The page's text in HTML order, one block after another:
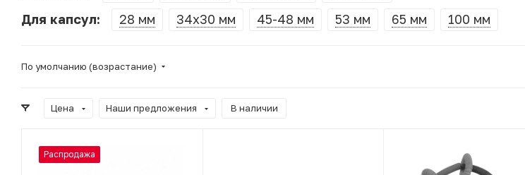
Для капсул:
28 мм 34х30 мм 45-48 мм 53 мм 65 мм 100 мм
По умолчанию (возрастание)
Цена Наши предложения В наличии
Распродажа